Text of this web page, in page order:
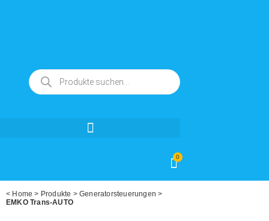
0
< Home > Produkte >Generatorsteuerungen >
EMKO Trans-AUTO